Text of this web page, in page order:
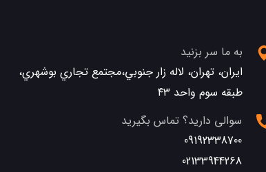
به ما سر بزنید
ایران، تهران، لاله زار جنوبي،مجتمع تجاري بوشهري،
طبقه سوم واحد ٤٣
سوالی دارید؟ تماس بگیرید
09192338700
02133944268